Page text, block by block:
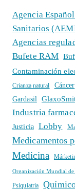
Agencia
Sanitarios
Agencias
Bufete RAM
Contaminación
Crianza natural Cáncer
Gardasil
Industria
Justicia
Lobby
Medicamentos
Medicina
Organización Mundial
Psiquiatría